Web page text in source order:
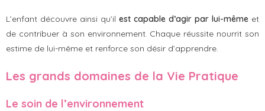
L’enfant découvre ainsi qu’il est capable d’agir par lui-même et
de contribuer à son environnement. Chaque réussite nourrit son
estime de lui-même et renforce son désir d’apprendre.
Les grands domaines de la Vie Pratique
Le soin de l’environnement